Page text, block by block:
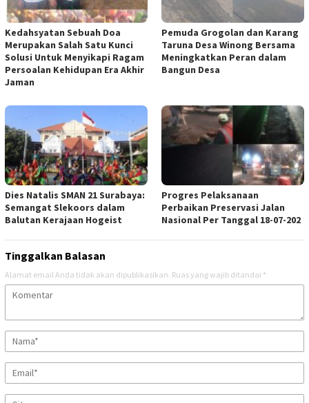
Kedahsyatan Sebuah Doa
Merupakan Salah Satu Kunci
Solusi Untuk Menyikapi Ragam
Persoalan Kehidupan Era Akhir
Jaman
Pemuda Grogolan dan Karang
Taruna Desa Winong Bersama
Meningkatkan Peran dalam
Bangun Desa
Dies Natalis SMAN 21 Surabaya:
Semangat Slekoors dalam
Balutan Kerajaan Hogeist
Progres Pelaksanaan
Perbaikan Preservasi Jalan
Nasional Per Tanggal 18-07-202
Tinggalkan Balasan
Alamat email Anda tidak akan dipublikasikan. Ruas yang wajib ditandai *